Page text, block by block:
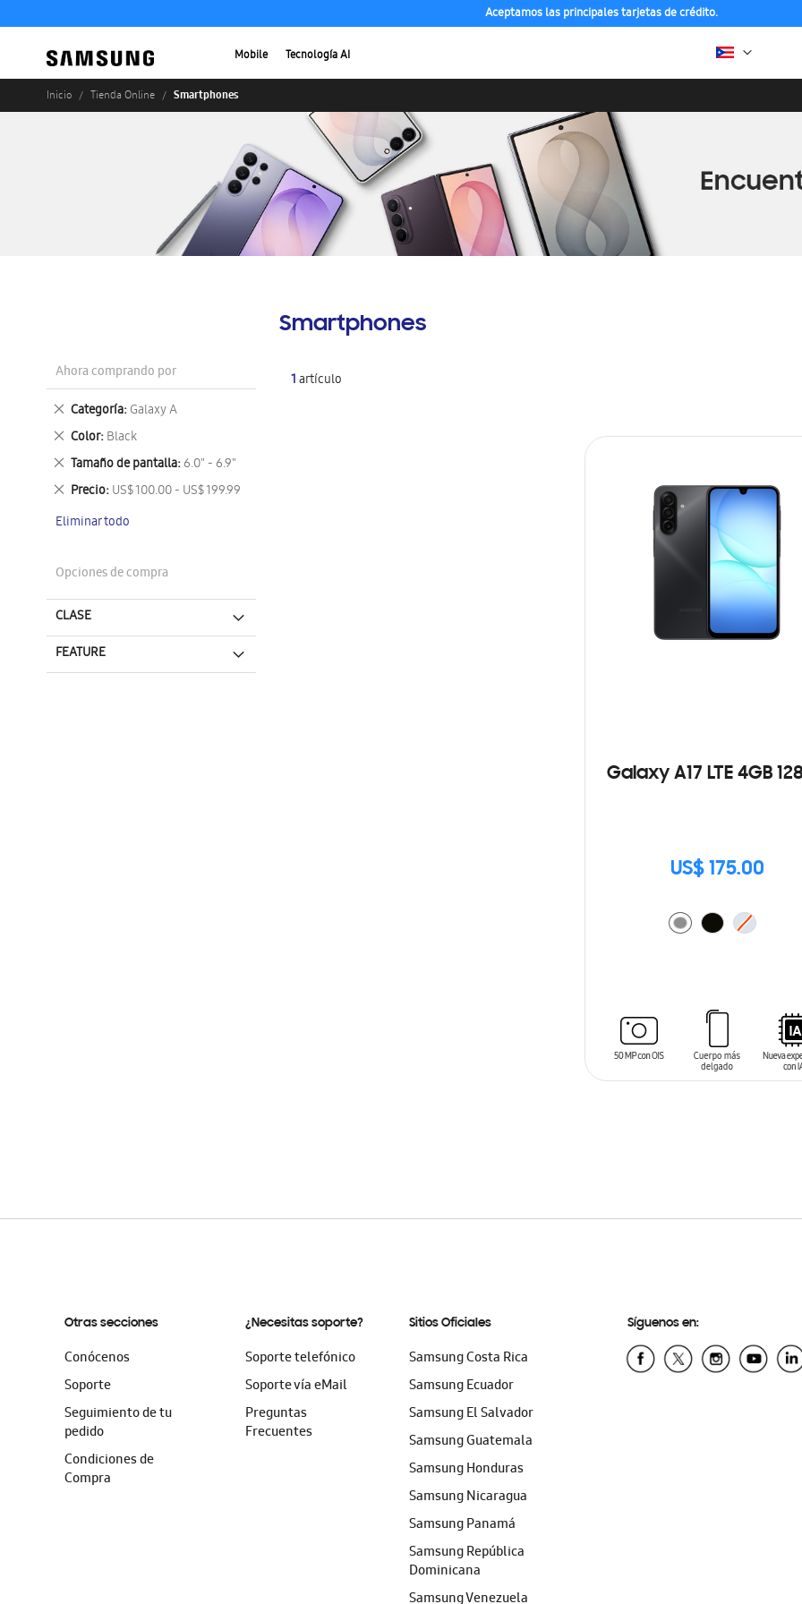
Aceptamos las principales tarjetas de crédito.
Mobile Tecnología AI
Inicio Tienda Online Smartphones
Smartphones
1artículo
Galaxy A17 LTE 4GB
US$ 175.00
Ahora comprando por
Categoría Galaxy A
Eliminar
este
artículo
Color Black
Eliminar
este
artículo
Tamaño de pantalla 6.0" - 6.9"
Eliminar
este
artículo
Precio US$ 100.00 - US$ 199.99
Eliminar
artículo
Eliminar todo
Opciones de compra
CLASE
FEATURE
Otras secciones
Conócenos
Soporte
Seguimiento de tu
pedido
Condiciones de
Compra
¿Necesitas soporte?
Soporte telefónico
Soporte vía eMail
Preguntas
Frecuentes
Sitios Oficiales
Samsung Costa Rica
Samsung Ecuador
Samsung El Salvador
Samsung Guatemala
Samsung Honduras
Samsung Nicaragua
Samsung Panamá
Samsung República
Dominicana
Samsung Venezuela
Síguenos en: